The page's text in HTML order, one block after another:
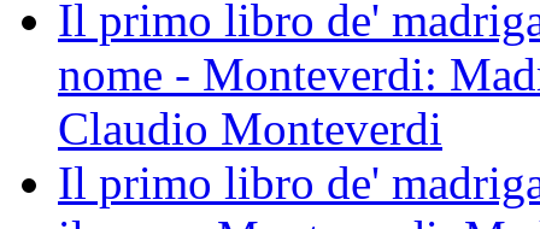
Il primo libro de'
nome - Monteverdi:
Claudio Monteverdi
Il primo libro de'